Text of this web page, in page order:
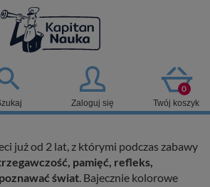
Zaloguj się
0
Twój koszyk
już od 2 lat, z którymi podczas zabawy
pamięć, refleks,
świat. Bajecznie kolorowe